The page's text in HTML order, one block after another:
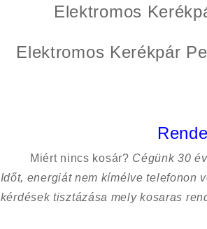
Elektromos
Elektromos Kerékpár
Miért nincs kosár? Cégünk 30
Időt, energiát nem kímélvetelefonon
kérdések tisztázása mely kosaras